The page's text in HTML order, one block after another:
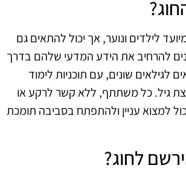
לילדים ונוער, אך יכול להתאים גם
להרחיב את הידע המדעי שלהם בדרך
לגילאים שונים, עם תוכניות לימוד
גיל. כל משתתף, ללא קשר לרקע או
למצוא עניין ולהתפתח בסביבה תומכת
לחוג?